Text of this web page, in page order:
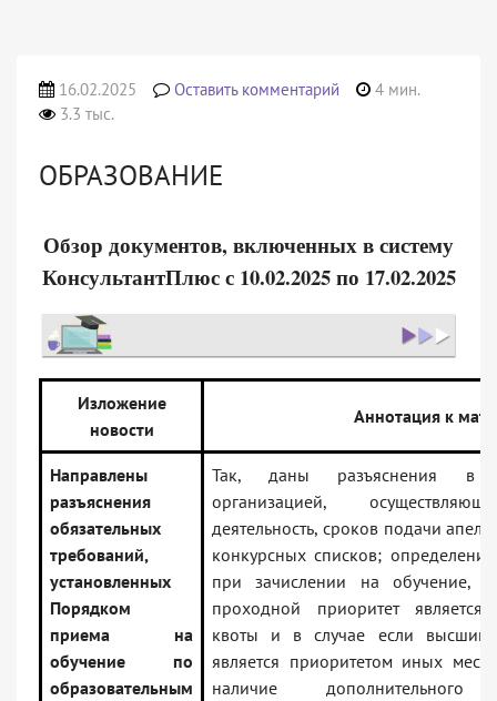
16.02.2025 Оставить комментарий
4 мин.
3.3 тыс.
ОБРАЗОВАНИЕ
Обзор документов, включенных в систему
КонсультантПлюс с 10.02.2025 по 17.02.2025
Изложение
новости
Аннотация к
Направлены
разъяснения
обязательных
требований,
установленных
Порядком
приема на
обучение по
образовательным
Так, даны разъяснения в
организацией,
деятельность, сроков подачи
конкурсных списков;
при зачислении на обучение,
проходной приоритет
квоты и в случае если высший
является приоритетом иных
наличие